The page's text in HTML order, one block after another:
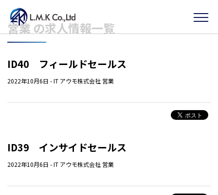
Skip
to
content
営業 の求人情報一覧
ID40 フィールドセールス
2022年10月6日 -IT アウモ株式会社 営業
ID39 インサイドセールス
2022年10月6日 -IT アウモ株式会社 営業